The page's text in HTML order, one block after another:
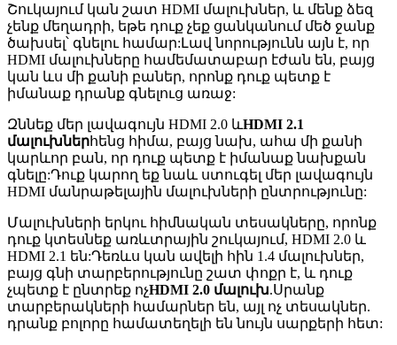
Շուկայում կան շատ HDMI մալուխներ, և մենք ձեզ
չենք մեղադրի, եթե դուք չեք ցանկանում մեծ ջանք
ծախսել՝ գնելու համար:Լավ նորությունն այն է, որ
HDMI մալուխները համեմատաբար էժան են, բայց
կան ևս մի քանի բաներ, որոնք դուք պետք է
իմանաք դրանք գնելուց առաջ:
Զննեք մեր լավագույն HDMI 2.0 ևHDMI 2.1
մալուխներհենց հիմա, բայց նախ, ահա մի քանի
կարևոր բան, որ դուք պետք է իմանաք նախքան
գնելը:Դուք կարող եք նաև ստուգել մեր լավագույն
HDMI մանրաթելային մալուխների ընտրությունը:
Մալուխների երկու հիմնական տեսակները, որոնք
դուք կտեսնեք առևտրային շուկայում, HDMI 2.0 և
HDMI 2.1 են:Դեռևս կան ավելի հին 1.4 մալուխներ,
բայց գնի տարբերությունը շատ փոքր է, և դուք
չպետք է ընտրեք ոչHDMI 2.0 մալուխ.Սրանք
տարբերակների համարներ են, այլ ոչ տեսակներ.
դրանք բոլորը համատեղելի են նույն սարքերի հետ: